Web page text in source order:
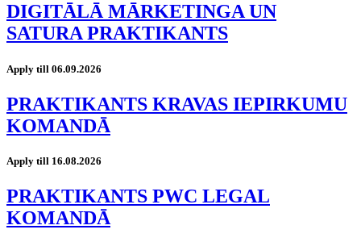
DIGITĀLĀ MĀRKETINGA UN
SATURA PRAKTIKANTS
Apply till 06.09.2026
PRAKTIKANTS KRAVAS IEPIRKUMU
KOMANDĀ
Apply till 16.08.2026
PRAKTIKANTS PWC LEGAL
KOMANDĀ